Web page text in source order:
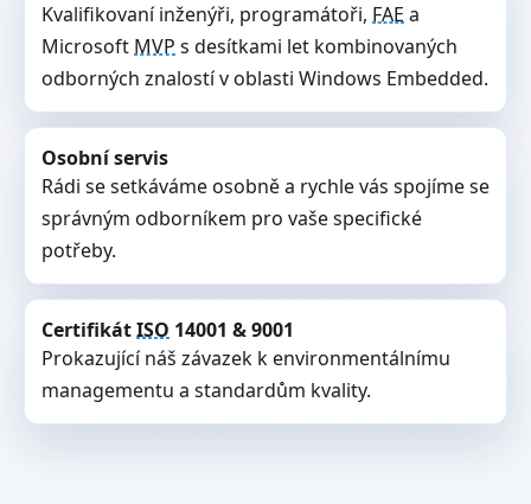
Kvalifikovaní inženýři, programátoři, FAE a
Microsoft MVP s desítkami let kombinovaných
odborných znalostí v oblasti Windows Embedded.
Osobní servis
Rádi se setkáváme osobně a rychle vás spojíme se
správným odborníkem pro vaše specifické
potřeby.
CertifikátISO 14001 & 9001
Prokazující náš závazek k environmentálnímu
managementu a standardům kvality.